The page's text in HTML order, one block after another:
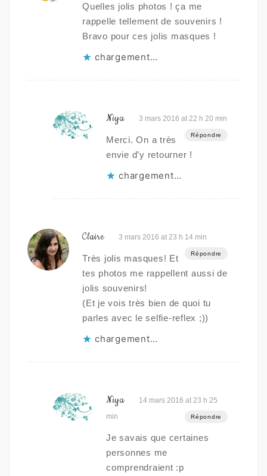
Quelles jolis photos ! ça me
rappelle tellement de souvenirs !
Bravo pour ces jolis masques !
chargement…
Niya 3 mars 2016 at 22 h 20 min
Répondre
Merci. On a très
envie d’y retourner !
chargement…
Claire 3 mars 2016 at 23 h 14 min
Répondre
Très jolis masques! Et
tes photos me rappellent aussi de
jolis souvenirs!
(Et je vois très bien de quoi tu
parles avec le selfie-reflex ;))
chargement…
Niya
14 mars 2016 at 23 h 25
min
Répondre
Je savais que certaines
personnes me
comprendraient :p